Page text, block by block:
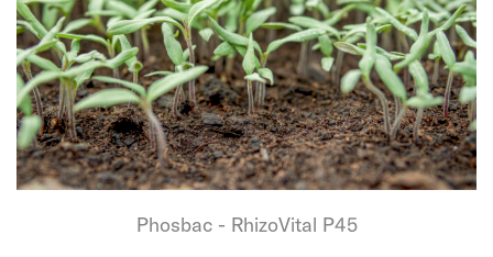
Phosbac - RhizoVital P45